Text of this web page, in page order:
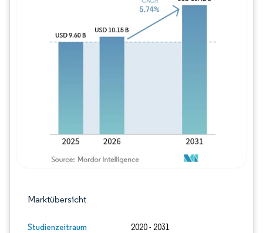
Marktübersicht
Studienzeitraum 2020 - 2031